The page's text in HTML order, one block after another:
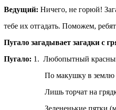
Ведущий: Ничего, не горюй!
тебе их отгадать. Поможем,
Пугало загадывает загадки с
Пугало: 1. Любопытный
По макушку в землю
Лишь торчат на
Зелененькие